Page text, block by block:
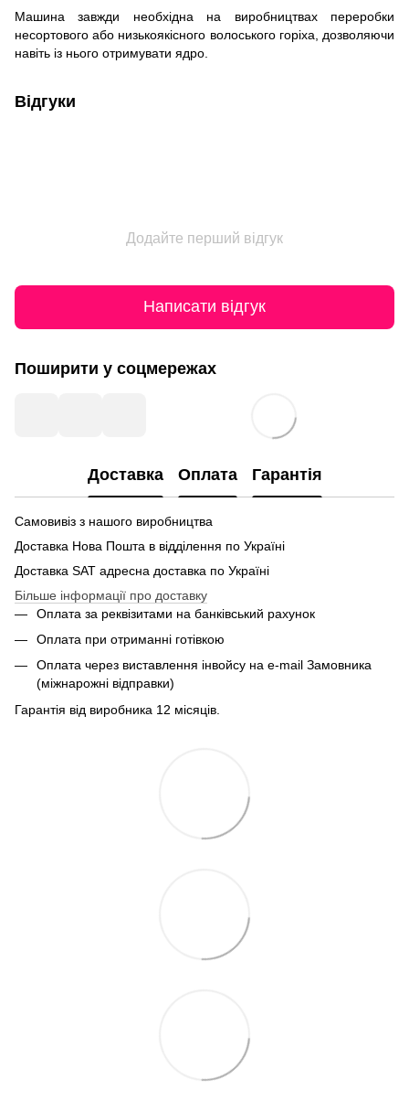
Машина завжди необхідна на виробництвах переробки
несортового або низькоякісного волоського горіха, дозволяючи
навіть із нього отримувати ядро.
Відгуки
Додайте перший відгук
Написати відгук
Поширити у соцмережах
Доставка Оплата Гарантія
Самовивіз з нашого виробництва
Доставка Нова Пошта в відділення по Україні
Доставка SАТ адресна доставка по Україні
Більше інформації про доставку
Оплата за реквізитами на банківський рахунок
Оплата при отриманні готівкою
Оплата через виставлення інвойсу на e-mail Замовника
(міжнарожні відправки)
Гарантія від виробника 12 місяців.